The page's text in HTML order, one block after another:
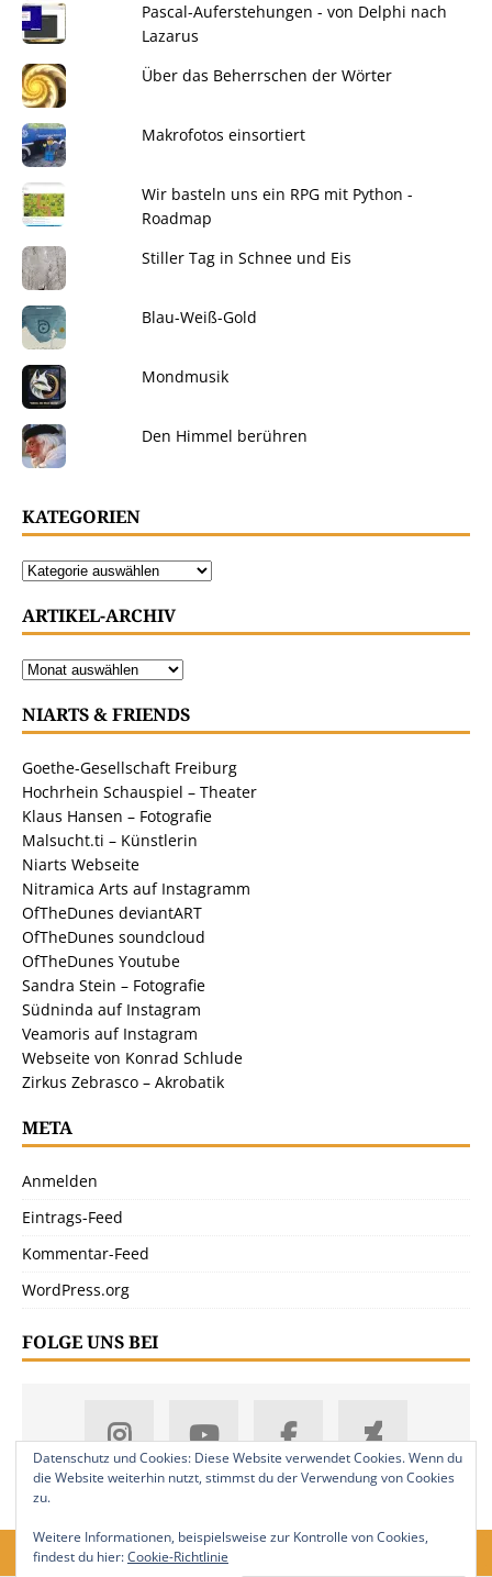
Pascal-Auferstehungen - von Delphi nach
Lazarus
Über das Beherrschen der Wörter
Makrofotos einsortiert
Wir basteln uns ein RPG mit Python -
Roadmap
Stiller Tag in Schnee und Eis
Blau-Weiß-Gold
Mondmusik
Den Himmel berühren
KATEGORIEN
ARTIKEL-ARCHIV
NIARTS & FRIENDS
Goethe-Gesellschaft Freiburg
Hochrhein Schauspiel – Theater
Klaus Hansen – Fotografie
Malsucht.ti – Künstlerin
Niarts Webseite
Nitramica Arts auf Instagramm
OfTheDunes deviantART
OfTheDunes soundcloud
OfTheDunes Youtube
Sandra Stein – Fotografie
Südninda auf Instagram
Veamoris auf Instagram
Webseite von Konrad Schlude
Zirkus Zebrasco – Akrobatik
META
Anmelden
Eintrags-Feed
Kommentar-Feed
WordPress.org
FOLGE UNS BEI
Datenschutz und Cookies: Diese Website verwendet Cookies. Wenn du
die Website weiterhin nutzt, stimmst du der Verwendung von Cookies
zu.
Weitere Informationen, beispielsweise zur Kontrolle von Cookies,
findest du hier:Cookie-Richtlinie